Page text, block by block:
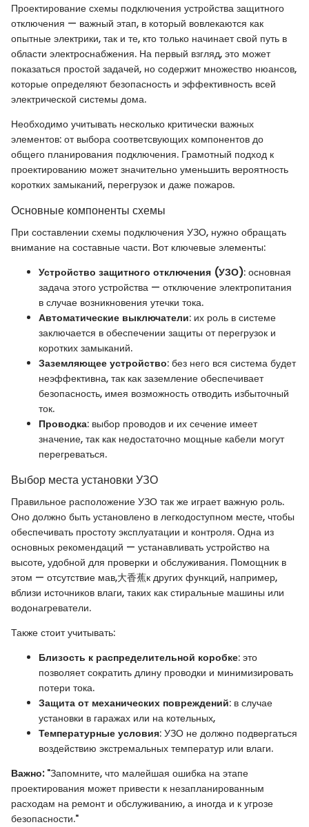
Проектирование схемы подключения устройства защитного
отключения — важный этап, в который вовлекаются как
опытные электрики, так и те, кто только начинает свой путь в
области электроснабжения. На первый взгляд, это может
показаться простой задачей, но содержит множество нюансов,
которые определяют безопасность и эффективность всей
электрической системы дома.
Необходимо учитывать несколько критически важных
элементов: от выбора соответсвующих компонентов до
общего планирования подключения. Грамотный подход к
проектированию может значительно уменьшить вероятность
коротких замыканий, перегрузок и даже пожаров.
Основные компоненты схемы
При составлении схемы подключения УЗО, нужно обращать
внимание на составные части. Вот ключевые элементы:
Устройство защитного отключения (УЗО): основная
задача этого устройства — отключение электропитания
в случае возникновения утечки тока.
Автоматические выключатели: их роль в системе
заключается в обеспечении защиты от перегрузок и
коротких замыканий.
Заземляющее устройство: без него вся система будет
неэффективна, так как заземление обеспечивает
безопасность, имея возможность отводить избыточный
ток.
Проводка: выбор проводов и их сечение имеет
значение, так как недостаточно мощные кабели могут
перегреваться.
Выбор места установки УЗО
Правильное расположение УЗО так же играет важную роль.
Оно должно быть установлено в легкодоступном месте, чтобы
обеспечивать простоту эксплуатации и контроля. Одна из
основных рекомендаций — устанавливать устройство на
высоте, удобной для проверки и обслуживания. Помощник в
этом — отсутствие мав,大香蕉к других функций, например,
вблизи источников влаги, таких как стиральные машины или
водонагреватели.
Также стоит учитывать:
Близость к распределительной коробке: это
позволяет сократить длину проводки и минимизировать
потери тока.
Защита от механических повреждений: в случае
установки в гаражах или на котельных,
Температурные условия: УЗО не должно подвергаться
воздействию экстремальных температур или влаги.
Важно:"Запомните, что малейшая ошибка на этапе
проектирования может привести к незапланированным
расходам на ремонт и обслуживанию, а иногда и к угрозе
безопасности."